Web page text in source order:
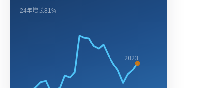
24年增长81%
2023